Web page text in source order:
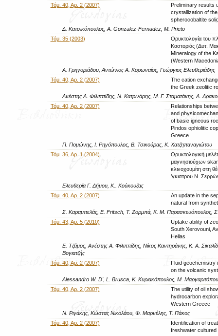
Τόμ. 40, Αρ. 2 (2007)
Preliminary results
crystallization of
spherocobaltite
Δ. Κατσικόπουλος, A. Gonzalez-Fernadez, M. Prieto
Τόμ. 35 (2003)
Ορυκτολογία του
Καστοριάς (Δυτ.
Mineralogy of the
(Western
Α. Γρηγοριάδου, Αντώνιος Α. Κορωναίος, Γεώργιος Ελευθεριάδης
Τόμ. 40, Αρ. 2 (2007)
The cation
the Greek zeolitic
Ανέστης Α. Φιλιππίδης, Ν. Κατρινάρης, Μ. Γ. Σταματάκης, Α.
Τόμ. 40, Αρ. 2 (2007)
Relationships
and
of basic igneous
Pindos ophiolitic
Greece
Π. Πομώνης, Ι. Ρηγόπουλος, Β. Τσικούρας, Κ. Χατζηπαναγιώτου
Τόμ. 36, Αρ. 1 (2004)
Ορυκτολογική
μαγνησιούχων
κλινοχουμίτη στη
’γκιστρου Ν.
Ελευθερία Γ. Δήμου, Κ.. Κούκουζας
Τόμ. 40, Αρ. 2 (2007)
An update in the
natural from
Σ. Καραμπελάς, E. Fritsch, Τ. Ζορμπά, Κ. Μ. Παρασκευόπουλος,
Τόμ. 43, Αρ. 5 (2010)
Uptake ability of
South Xerovouni,
Hellas
Ε. Τζάμος, Ανέστης Α. Φιλιππίδης, Νίκος Καντηράνης, Κ. Α.
Βογιατζής
Τόμ. 40, Αρ. 2 (2007)
Fluid geochemistry
on the volcanic
Alessandro W. D', L. Brusca, Κ. Κυριακόπουλος, Μ.
Τόμ. 40, Αρ. 2 (2007)
The utility of oil
hydrocarbon
Western Greece
Ν. Ριγάκης, Κώστας Νικολάου, Φ. Μαρνέλης, Τ. Πάκος
Τόμ. 40, Αρ. 2 (2007)
Identification of
freshwater cultured